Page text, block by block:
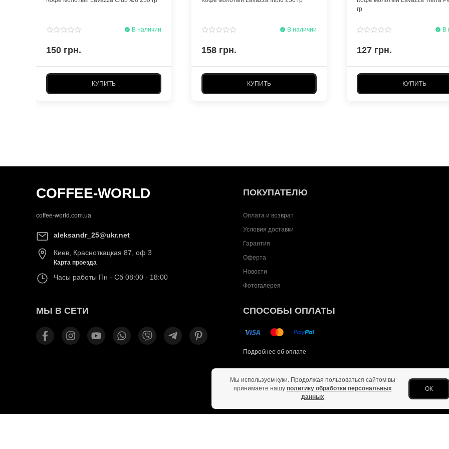
В наличии
150 грн.
КУПИТЬ
В наличии
158 грн.
КУПИТЬ
гр
В
127 грн.
КУПИТЬ
COFFEE-WORLD
coffee-world.com.ua
aleksandr_25@ukr.net
Киев Красноткацкая 87, оф 3
Карта проезда
Часы работы Пн - Сб 08:00 - 18:00
ПОКУПАТЕЛЮ
Оплата и возврат
Условия доставки
Гарантия
Оферта
Новости
Фотогалерея
МЫ В СЕТИ СПОСОБЫ ОПЛАТЫ
Подробнее об оплате
Мы используем куки. Продолжая пользоваться сайтом вы
принимаете нашу политику обработки персональных
данных
ОК